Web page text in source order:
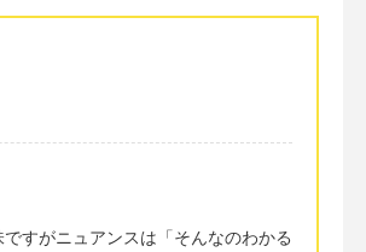
すがニュアンスは「そんなのわかる